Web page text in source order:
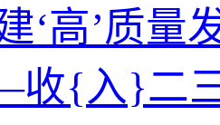
‘高’质量
{入}二